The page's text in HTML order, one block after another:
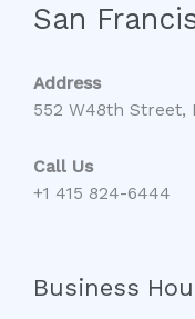
San
Address
552 W48th Street,
Call Us
+1 415 824-6444
Business